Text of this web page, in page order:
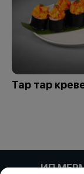
Тар тар
ИП